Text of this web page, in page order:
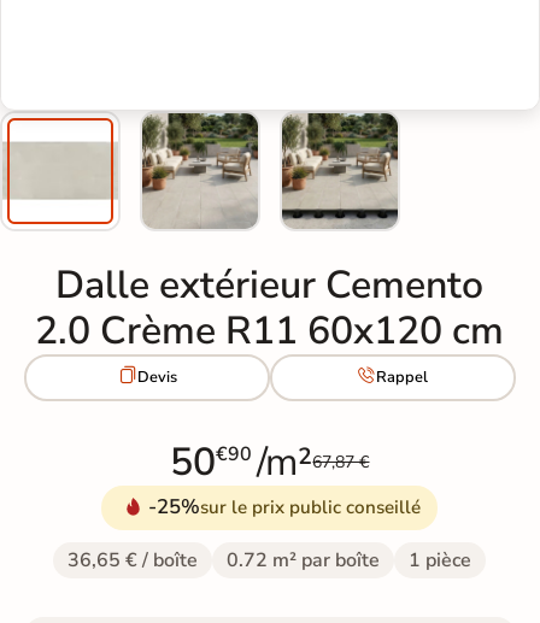
Dalle extérieur Cemento
2.0 Crème R11 60x120 cm
Devis Rappel
50€90 /m²67,87 €
-25%sur le prix public conseillé
36,65 € / boîte 0.72 m² par boîte 1 pièce